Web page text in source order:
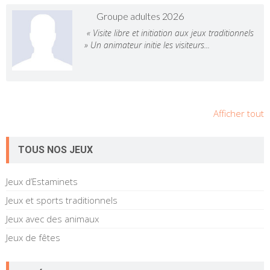
Groupe adultes 2026
« Visite libre et initiation aux jeux traditionnels
» Un animateur initie les visiteurs...
Afficher tout
TOUS NOS JEUX
Jeux d’Estaminets
Jeux et sports traditionnels
Jeux avec des animaux
Jeux de fêtes